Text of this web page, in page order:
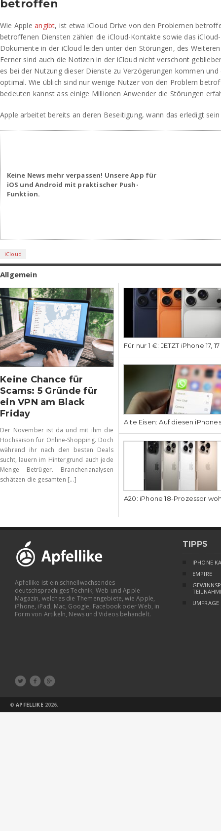
betroffen
Wie Appleangibt, ist etwa iCloud Drive von den Problemen
betroffenen Diensten zählen die iCloud-Kontakte sowie das
Dokumente in der iCloud leiden unter den Störungen, des
Ferner sind auch die Notizen in der iCloud nicht verschont
es bei der Nutzung dieser Dienste zu Verzögerungen kommen
optimal. Wie üblich sind nur wenige Nutzer von den Problem
bedeuten kannst ass einige Millionen Anwender die Störungen
Apple arbeitet bereits an deren Beseitigung, wann das erledigt
Keine News mehr verpassen! Unsere App für
iOS und Android mit praktischer Push-
Funktion.
iCloud
Allgemein
Keine Chance für
Scams: 5 Gründe für
ein VPN am Black
Friday
Der November ist da und mit ihm die
Hochsaison für Online-Shopping. Doch
während ihr nach den besten Deals
sucht, lauern im Hintergrund auch jede
Menge Betrüger. Branchenanalysen
schätzen die gesamten [...]
Für nur 1 €: JETZT iPhone 17,
Alte Eisen: Auf diesen
A20: iPhone 18-Prozessor
Apfellike ist ein schnellwachsendes
deutschsprachiges Technik, Web und Apple
Magazin, welches die Themengebiete, wie Apple,
iPhone, iPad, Mac, Google, Facebook oder Web, in
Form von Artikeln, News und Videos behandelt.
  
TIPPS
IPHONE
EMPIRE
UMFRAGE
©APFELLIKE 2026.